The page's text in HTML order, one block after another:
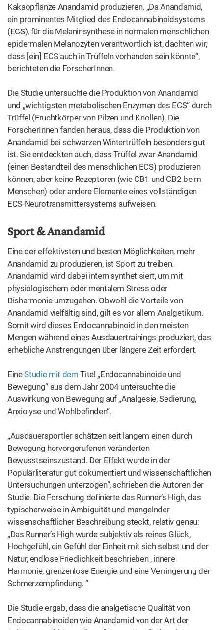
Kakaopflanze Anandamid produzieren. „Da Anandamid,
ein prominentes Mitglied des Endocannabinoidsystems
(ECS), für die Melaninsynthese in normalen menschlichen
epidermalen Melanozyten verantwortlich ist, dachten wir,
dass [ein] ECS auch in Trüffeln vorhanden sein könnte“,
berichteten die ForscherInnen.
Die Studie untersuchte die Produktion von Anandamid
und „wichtigsten metabolischen Enzymen des ECS“ durch
Trüffel (Fruchtkörper von Pilzen und Knollen). Die
ForscherInnen fanden heraus, dass die Produktion von
Anandamid bei schwarzen Wintertrüffeln besonders gut
ist. Sie entdeckten auch, dass Trüffel zwar Anandamid
(einen Bestandteil des menschlichen ECS) produzieren
können, aber keine Rezeptoren (wie CB1 und CB2 beim
Menschen) oder andere Elemente eines vollständigen
ECS-Neurotransmittersystems aufweisen.
Sport & Anandamid
Eine der effektivsten und besten Möglichkeiten, mehr
Anandamid zu produzieren, ist Sport zu treiben.
Anandamid wird dabei intern synthetisiert, um mit
physiologischem oder mentalem Stress oder
Disharmonie umzugehen. Obwohl die Vorteile von
Anandamid vielfältig sind, gilt es vor allem Analgetikum.
Somit wird dieses Endocannabinoid in den meisten
Mengen während eines Ausdauertrainings produziert, das
erhebliche Anstrengungen über längere Zeit erfordert.
EineStudie mit dem Titel „Endocannabinoide und
Bewegung“ aus dem Jahr 2004 untersuchte die
Auswirkung von Bewegung auf „Analgesie, Sedierung,
Anxiolyse und Wohlbefinden“.
„Ausdauersportler schätzen seit langem einen durch
Bewegung hervorgerufenen veränderten
Bewusstseinszustand. Der Effekt wurde in der
Populärliteratur gut dokumentiert und wissenschaftlichen
Untersuchungen unterzogen“, schrieben die Autoren der
Studie. Die Forschung definierte das Runner’s High, das
typischerweise in Ambiguität und mangelnder
wissenschaftlicher Beschreibung steckt, relativ genau:
„Das Runner’s High wurde subjektiv als reines Glück,
Hochgefühl, ein Gefühl der Einheit mit sich selbst und der
Natur, endlose Friedlichkeit beschrieben , innere
Harmonie, grenzenlose Energie und eine Verringerung der
Schmerzempfindung. “
Die Studie ergab, dass die analgetische Qualität von
Endocannabinoiden wie Anandamid von der Art der